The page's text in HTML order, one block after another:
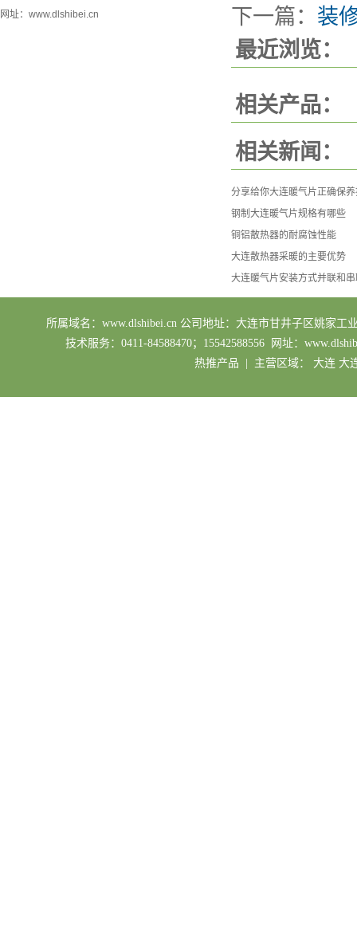
网址：www.dlshibei.cn
下一篇： 装
最近浏览：
相关产品：
相关新闻：
分享给你大连暖气片正确保
钢制大连暖气片规格有哪些
铜铝散热器的耐腐蚀性能
大连散热器采暖的主要优势
大连暖气片安装方式并联和
所属域名：www.dlshibei.cn 公司地址：大连市甘井子区姚家工
技术服务：0411-84588470；15542588556 网址：
热推产品 | 主营区域： 大连 大